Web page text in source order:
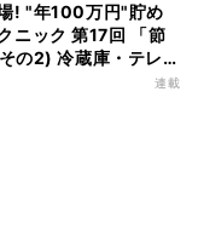
! "年100万円"貯め
ニック 第17回 「節
の2) 冷蔵庫・テレ
使用法は?
連載